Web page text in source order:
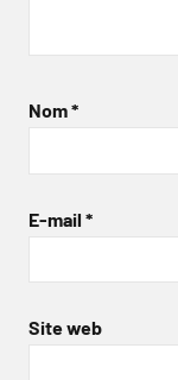
Nom*
E-mail *
Site web